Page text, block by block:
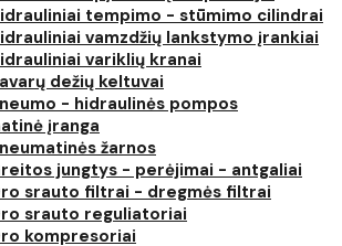
tempimo - stūmimo cilindrai
vamzdžių lankstymo įrankiai
variklių kranai
dežių keltuvai
- hidraulinės pompos
įranga
žarnos
jungtys - perėjimai - antgaliai
srauto filtrai - dregmės filtrai
srauto reguliatoriai
kompresoriai